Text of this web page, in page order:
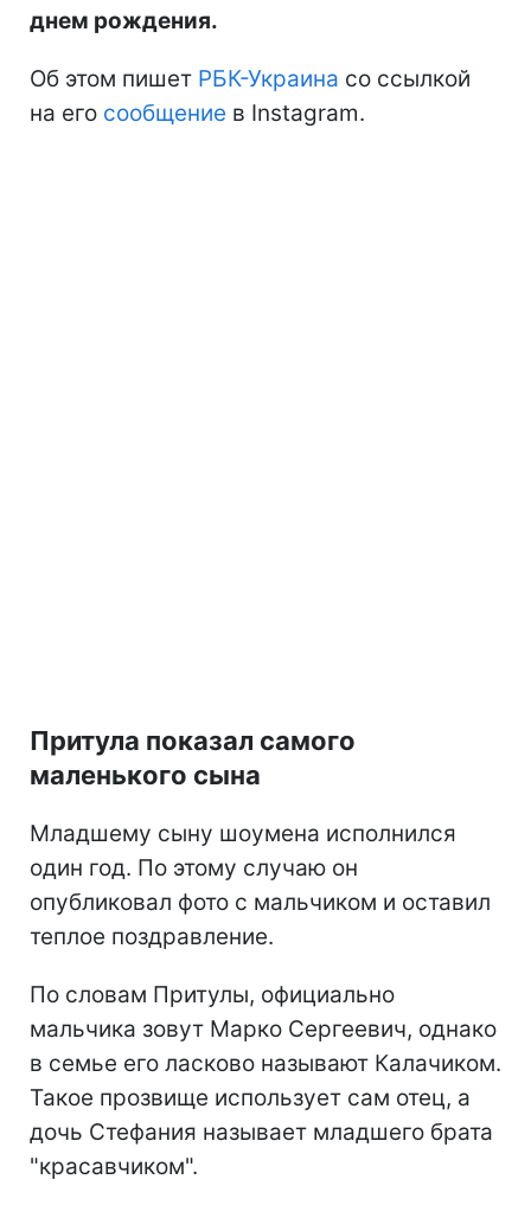
днем рождения.
Об этом пишет РБК-Украина со ссылкой
на его сообщение в Instagram.
Притула показал самого
маленького сына
Младшему сыну шоумена исполнился
один год. По этому случаю он
опубликовал фото с мальчиком и оставил
теплое поздравление.
По словам Притулы, официально
мальчика зовут Марко Сергеевич, однако
в семье его ласково называют Калачиком.
Такое прозвище использует сам отец, а
дочь Стефания называет младшего брата
"красавчиком".